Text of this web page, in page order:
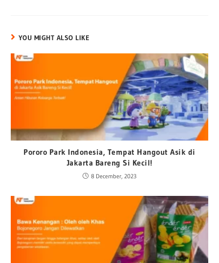
YOU MIGHT ALSO LIKE
Pororo Park Indonesia, Tempat Hangout Asik di
Jakarta Bareng Si Kecil!
8 December, 2023